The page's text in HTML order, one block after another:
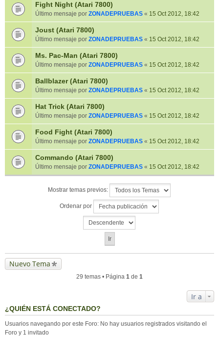
Fight Night (Atari 7800)
Último mensaje por ZONADEPRUEBAS « 15 Oct 2012, 18:42
Joust (Atari 7800)
Último mensaje por ZONADEPRUEBAS « 15 Oct 2012, 18:42
Ms. Pac-Man (Atari 7800)
Último mensaje por ZONADEPRUEBAS « 15 Oct 2012, 18:42
Ballblazer (Atari 7800)
Último mensaje por ZONADEPRUEBAS « 15 Oct 2012, 18:42
Hat Trick (Atari 7800)
Último mensaje por ZONADEPRUEBAS « 15 Oct 2012, 18:42
Food Fight (Atari 7800)
Último mensaje por ZONADEPRUEBAS « 15 Oct 2012, 18:42
Commando (Atari 7800)
Último mensaje por ZONADEPRUEBAS « 15 Oct 2012, 18:42
Mostrar temas previos:
Ordenar por
Nuevo Tema
29 temas • Página 1 de 1
Ir a
¿QUIÉN ESTÁ CONECTADO?
Usuarios navegando por este Foro: No hay usuarios registrados visitando el
Foro y 1 invitado